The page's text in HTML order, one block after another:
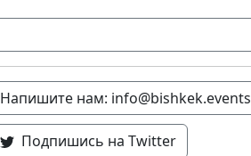
Напишите нам: info@bishkek.events
Подпишись на Twitter